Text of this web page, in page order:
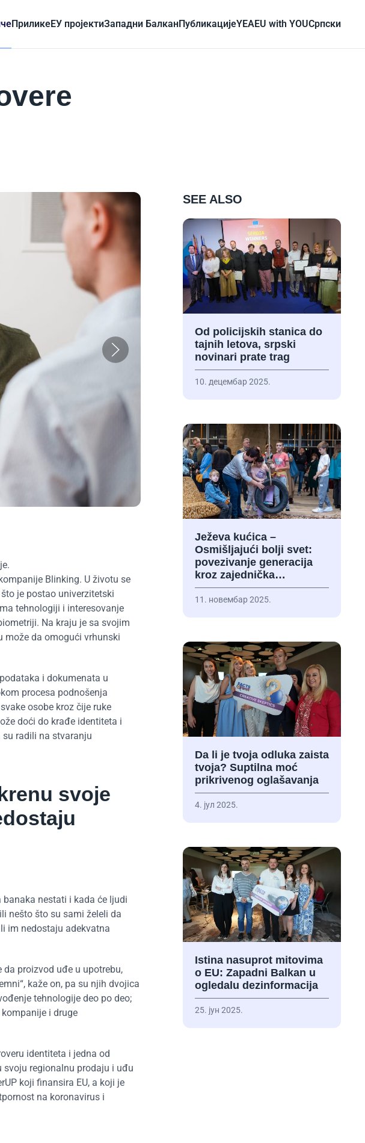
ПриликеЕУ пројектиЗападни БалканПубликацијеYEAEU with YOUCрпски
Blinking. U životu se
je postao univerzitetski
tehnologiji i interesovanje
Na kraju je sa svojim
može da omogući vrhunski
i dokumenata u
procesa podnošenja
osobe kroz čije ruke
doći do krađe identiteta i
radili na stvaranju
svoje
nestati i kada će ljudi
nešto što su sami želeli da
im nedostaju adekvatna
proizvod uđe u upotrebu,
kaže on, pa su njih dvojica
tehnologije deo po deo;
i druge
identiteta i jedna od
regionalnu prodaju i uđu
koji finansira EU, a koji je
na koronavirus i
SEE ALSO
Od policijskih stanica do
tajnih letova, srpski
novinari prate trag
10. децембар 2025.
Ježeva kućica –
Osmišljajući bolji svet:
povezivanje generacija
kroz zajednička…
11. новембар 2025.
Da li je tvoja odluka zaista
tvoja? Suptilna moć
prikrivenog oglašavanja
4. јул 2025.
Istina nasuprot mitovima
o EU: Zapadni Balkan u
ogledalu dezinformacija
25. јун 2025.